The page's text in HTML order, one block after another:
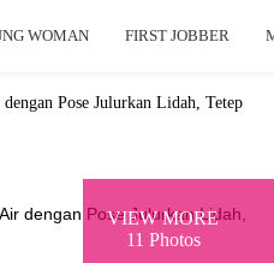
WOMAN FIRST JOBBER
Pose Julurkan Lidah, Tetep
VIEW MORE
11 Photos